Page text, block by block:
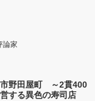
論家
野田屋町 ～2貫400
する異色の寿司店